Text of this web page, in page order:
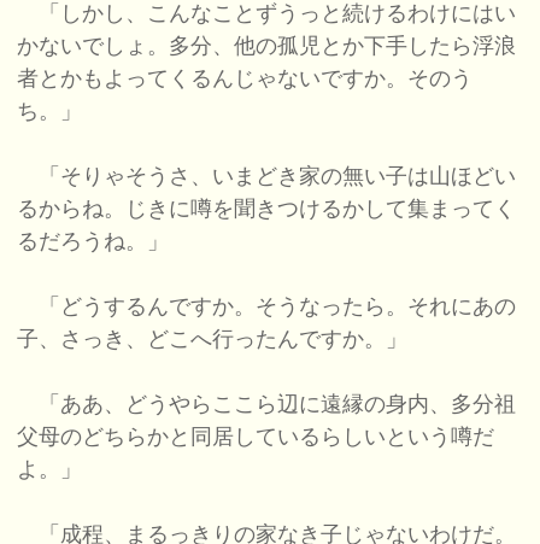
「しかし、こんなことずうっと続けるわけにはい
かないでしょ。多分、他の孤児とか下手したら浮浪
者とかもよってくるんじゃないですか。そのう
ち。」
「そりゃそうさ、いまどき家の無い子は山ほどい
るからね。じきに噂を聞きつけるかして集まってく
るだろうね。」
「どうするんですか。そうなったら。それにあの
子、さっき、どこへ行ったんですか。」
「ああ、どうやらここら辺に遠縁の身内、多分祖
父母のどちらかと同居しているらしいという噂だ
よ。」
「成程、まるっきりの家なき子じゃないわけだ。